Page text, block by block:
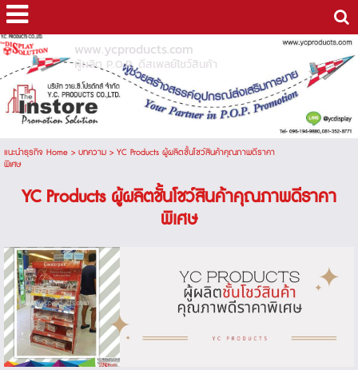
www.ycproducts.com
ผู้ผลิต P.O.P. ดีสเพลย์โชว์สินค้า
แนะนำธุรกิจ Home> บทความ> YC Products ผู้ผลิตชั้นโชว์สินค้าคุณภาพดีราคา
พิเศษ
YC Products ผู้ผลิตชั้นโชว์สินค้าคุณภาพดีราคา
พิเศษ